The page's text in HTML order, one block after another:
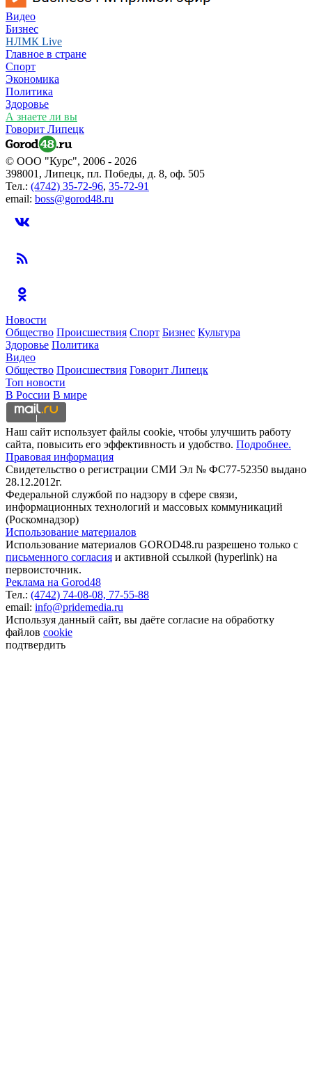
Видео
Бизнес
НЛМК Live
Главное в стране
Спорт
Экономика
Политика
Здоровье
А знаете ли вы
Говорит Липецк
© ООО "Курс", 2006 - 2026
398001, Липецк, пл. Победы, д. 8, оф. 505
Тел.: (4742) 35-72-96, 35-72-91
email: boss@gorod48.ru
Новости
Общество Происшествия Спорт Бизнес Культура
Здоровье Политика
Видео
Общество Происшествия Говорит Липецк
Топ новости
В России В мире
Наш сайт использует файлы cookie, чтобы улучшить работу
сайта, повысить его эффективность и удобство. Подробнее.
Правовая информация
Свидетельство о регистрации СМИ Эл № ФС77-52350 выдано
28.12.2012г.
Федеральной службой по надзору в сфере связи,
информационных технологий и массовых коммуникаций
(Роскомнадзор)
Использование материалов
Использование материалов GOROD48.ru разрешено только с
письменного согласия и активной ссылкой (hyperlink) на
первоисточник.
Реклама на Gorod48
Тел.: (4742) 74-08-08, 77-55-88
email: info@pridemedia.ru
Используя данный сайт, вы даёте согласие на обработку
файлов cookie
подтвердить